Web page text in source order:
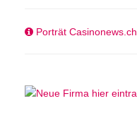
Porträt Casinonews.ch